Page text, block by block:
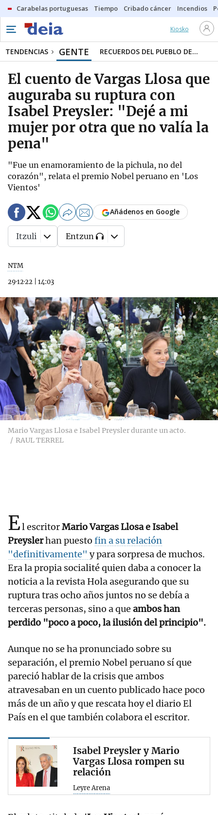
Carabelas portuguesas Tiempo Cribado cáncer Incendios
Kiosko
TENDENCIAS GENTE RECUERDOS DEL PUEBLO DE...
El cuento de Vargas Llosa que
auguraba su ruptura con
Isabel Preysler: "Dejé a mi
mujer por otra que no valía la
pena"
"Fue un enamoramiento de la pichula, no del
corazón", relata el premio Nobel peruano en 'Los
Vientos'
NTM
29·12·22
14:03
Añádenos en Google
Itzuli Entzun
Mario Vargas Llosa e Isabel Preysler durante un acto.
RAUL TERREL
El escritorMario Vargas Llosa e Isabel
Preyslerhan puesto fin a su relación
"definitivamente" y para sorpresa de muchos.
Era la propia socialité quien daba a conocer la
noticia a la revista Hola asegurando que su
ruptura tras ocho años juntos no se debía a
terceras personas, sino a que ambos han
perdido "poco a poco, la ilusión del principio".
Aunque no se ha pronunciado sobre su
separación, el premio Nobel peruano sí que
pareció hablar de la crisis que ambos
atravesaban en un cuento publicado hace poco
más de un año y que rescata hoy el diario El
País en el que también colabora el escritor.
Isabel Preysler y Mario
Vargas Llosa rompen su
relación
Leyre Arena